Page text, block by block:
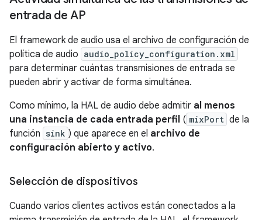
entrada de AP
El framework de audio usa el archivo de configuración de
política de audio audio_policy_configuration.xml
para determinar cuántas transmisiones de entrada se
pueden abrir y activar de forma simultánea.
Como mínimo, la HAL de audio debe admitir al menos
una instancia de cada entrada perfil ( mixPort de la
función sink ) que aparece en el archivo de
configuración abierto y activo.
Selección de dispositivos
Cuando varios clientes activos están conectados a la